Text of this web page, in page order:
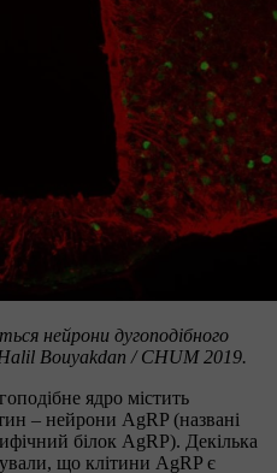
нейрони дугоподібного
Bouyakdan / CHUM 2019.
ядро містить
– нейрони AgRP (названі
білок AgRP). Декілька
що клітини AgRP є